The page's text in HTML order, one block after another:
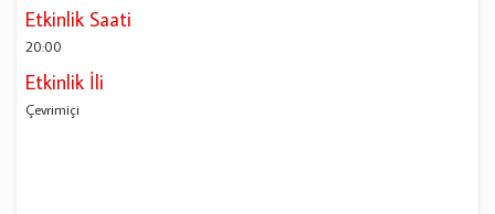
Etkinlik Saati
20:00
Etkinlik İli
Çevrimiçi